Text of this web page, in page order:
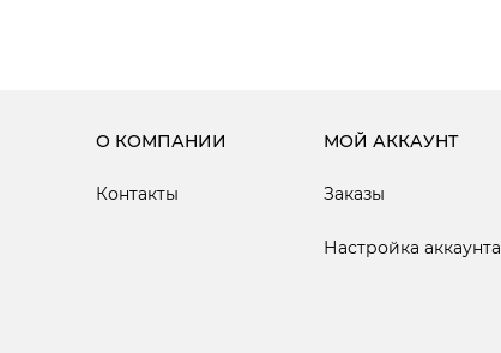
О КОМПАНИИ
Контакты
МОЙ АККАУНТ
Заказы
Настройка аккаунта